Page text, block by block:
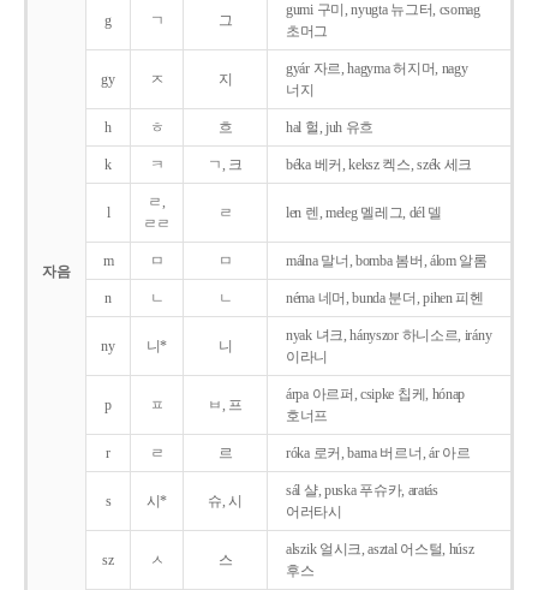
자음
g ㄱ 그
gumi 구미, nyugta 뉴그터, csomag
초머그
gy ㅈ 지
gyár 자르, hagyma 허지머, nagy
너지
h ㅎ 흐 hal 헐, juh 유흐
k ㅋ ㄱ, 크 béka 베커, keksz 켁스, szék 세크
l
ㄹ,
ㄹㄹ
ㄹ len 렌, meleg 멜레그, dél 델
m ㅁ ㅁ málna 말너, bomba 봄버, álom 알롬
n ㄴ ㄴ néma 네머, bunda 분더, pihen 피헨
ny 니* 니
nyak 녀크, hányszor 하니소르, irány
이라니
p ㅍ ㅂ, 프
árpa 아르퍼, csipke 칩케, hónap
호너프
r ㄹ 르 róka 로커, barna 버르너, ár 아르
s 시* 슈, 시
sál 샬, puska 푸슈카, aratás
어러타시
sz ㅅ 스
alszik 얼시크, asztal 어스털, húsz
후스